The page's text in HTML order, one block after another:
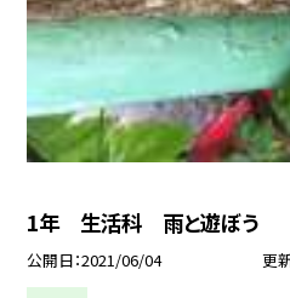
1年 生活科 雨と遊ぼう
公開日 2021/06/04 更